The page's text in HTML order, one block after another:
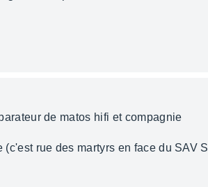
de matos hifi et compagnie
rue des martyrs en face du SAV